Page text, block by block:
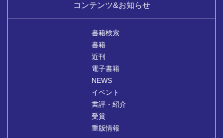
コンテンツ&お知らせ
書籍検索
書籍
近刊
電子書籍
NEWS
イベント
書評・紹介
受賞
重版情報